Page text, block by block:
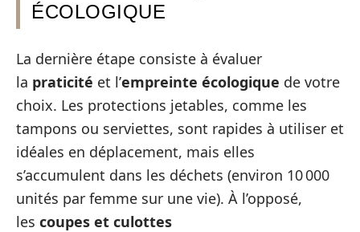
ÉCOLOGIQUE
La dernière étape consiste à évaluer
la praticité et l’empreinte écologique de votre
choix. Les protections jetables, comme les
tampons ou serviettes, sont rapides à utiliser et
idéales en déplacement, mais elles
s’accumulent dans les déchets (environ 10 000
unités par femme sur une vie). À l’opposé,
les coupes et culottes